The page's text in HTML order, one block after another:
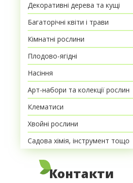
Декоративні дерева та кущі
Багаторічні квіти і трави
Кімнатні рослини
Плодово-ягідні
Насіння
Арт-набори та колекції рослин
Клематиси
Хвойні рослини
Садова хімія, інструмент тощо
Контакти